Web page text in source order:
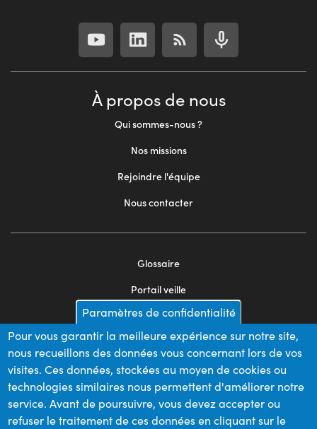
À propos de nous
Qui sommes-nous ?
Nos missions
Rejoindre l'équipe
Nous contacter
2
Glossaire
Portail veille
Mentions légales
Appels d'offres
Plan du site
Nos financeurs
Paramètres de confidentialité
Pour vous garantir la meilleure expérience sur notre site,
nous recueillons des données vous concernant lors de vos
visites. Ces données, stockées au moyen de cookies ou
technologies similaires nous permettent d'améliorer notre
service. Avant de poursuivre, vous devez accepter ou
refuser le traitement de ces données en cliquant sur le